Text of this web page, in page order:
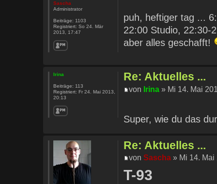
puh, heftiger tag ...
22:00 Studio, 22:30-
aber alles geschafft!
Sascha
Administrator
Beiträge: 1103
Registriert: So 24. Mär
2013, 17:47
Re: Aktuelles ...
von Irina » Mi 14. Mai
Super, wie du das
Irina
Beiträge: 113
Registriert: Fr 24. Mai 2013,
20:13
Re: Aktuelles ...
vonSascha » Mi 14. Mai
T-93